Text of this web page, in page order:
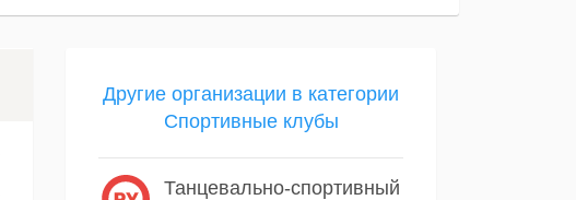
Другие организации в категории
Спортивные клубы
Танцевально-спортивный